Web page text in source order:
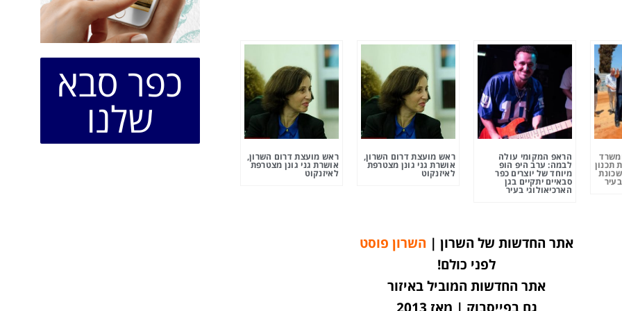
תכנון
הראפ המקומי עולה
לבמה: ערב היפ הופ
מיוחד של יוצרים כפר
סבאיים יתקיים בגן
הארכיאולוגי בעיר
ראש מועצת דרום השרון,
אושרת גני גונן מצטרפת
לאיזנקוט
ראש מועצת דרום השרון,
אושרת גני גונן מצטרפת
לאיזנקוט
כפר סבא
שלנו
אתר החדשות של השרון | השרון פוסט
לפני כולם!
אתר החדשות המוביל באיזור
גם בפייסבוק | מאז 2013